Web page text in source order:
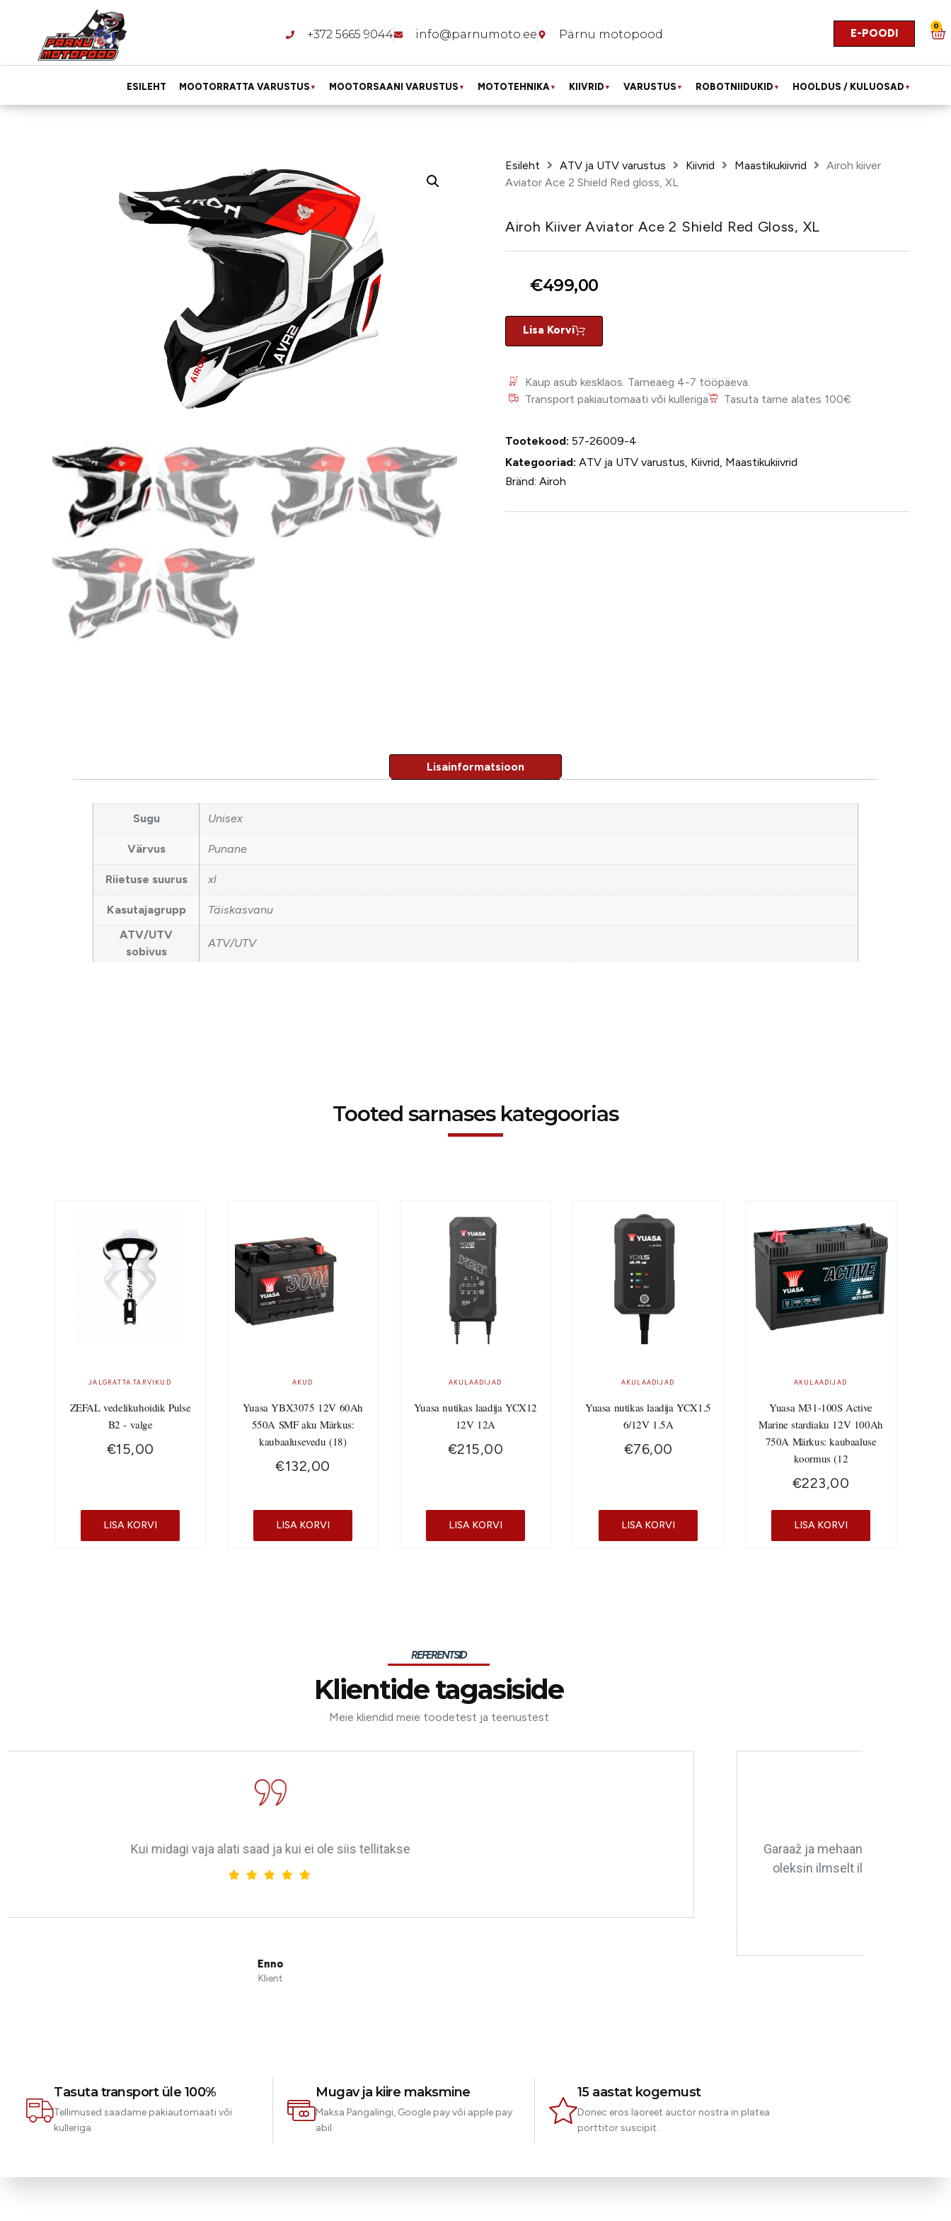
+372 5665 9044 info@parnumoto.ee Pärnu motopood E-POODI
0
ESILEHT MOOTORRATTA VARUSTUS ▼ MOOTORSAANI VARUSTUS ▼ MOTOTEHNIKA▼ KIIVRID ▼ VARUSTUS ▼ ROBOTNIIDUKID ▼ HOOLDUS / KULUOSAD ▼
Esileht ATV ja UTV varustus Kiivrid Maastikukiivrid
Airoh kiiver
Aviator Ace 2 Shield Red gloss, XL
Airoh Kiiver Aviator Ace 2 Shield Red Gloss, XL
€499,00
Lisa Korvi
Kaup asub kesklaos. Tarneaeg 4-7 tööpäeva.
Transport pakiautomaati või kulleriga
Tasuta tarne alates 100€
Tootekood: 57-26009-4
Kategooriad: ATV ja UTV varustus, Kiivrid, Maastikukiivrid
Bränd: Airoh
Sugu Unisex
Värvus Punane
Riietuse suurus xl
Kasutajagrupp
Täiskasvanu
ATV/UTV
sobivus
ATV/UTV
Tooted sarnases kategoorias
JALGRATTA TARVIKUD
ZEFAL vedelikuhoidik Pulse
B2 - valge
€15,00
LISA KORVI
AKUD
Yuasa YBX3075 12V 60Ah
550A SMF aku Märkus:
kaubaalusevedu (18)
€132,00
LISA KORVI
AKULAADIJAD
Yuasa nutikas laadija YCX12
12V 12A
€215,00
LISA KORVI
AKULAADIJAD
Yuasa nutikas laadija YCX1.5
6/12V 1.5A
€76,00
LISA KORVI
AKULAADIJAD
Yuasa M31-100S Active
Marine stardiaku 12V 100Ah
750A Märkus: kaubaaluse
koormus (12
€223,00
LISA KORVI
REFERENTSID
Klientide tagasiside
Meie kliendid meie toodetest ja teenustest
Garaaž ja mehaanika päästsid mind pärast suurt riket hädaolukorras. Professionaalne ja inimlik! Olen neile väga tänulik, ilma nende teadmisteta
oleksin ilmselt ilma oma mootorrattata Prantsusmaale tagasi tulnud. Ma ei sooviks, et keegi nende teenuseid vajaks, aga rikke korral on see
Tasuta transport üle 100%
Tellimused saadame pakiautomaati või
kulleriga
Mugav ja kiire maksmine
Maksa Pangalingi, Google pay või apple pay
abil
15 aastat kogemust
Donec eros laoreet auctor nostra in platea
porttitor suscipit.